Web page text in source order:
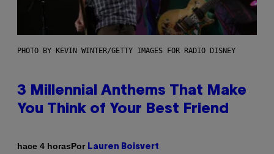
PHOTO BY KEVIN WINTER/GETTY IMAGES FOR RADIO DISNEY
3 Millennial Anthems That Make
You Think of Your Best Friend
hace 4 horasPor Lauren Boisvert